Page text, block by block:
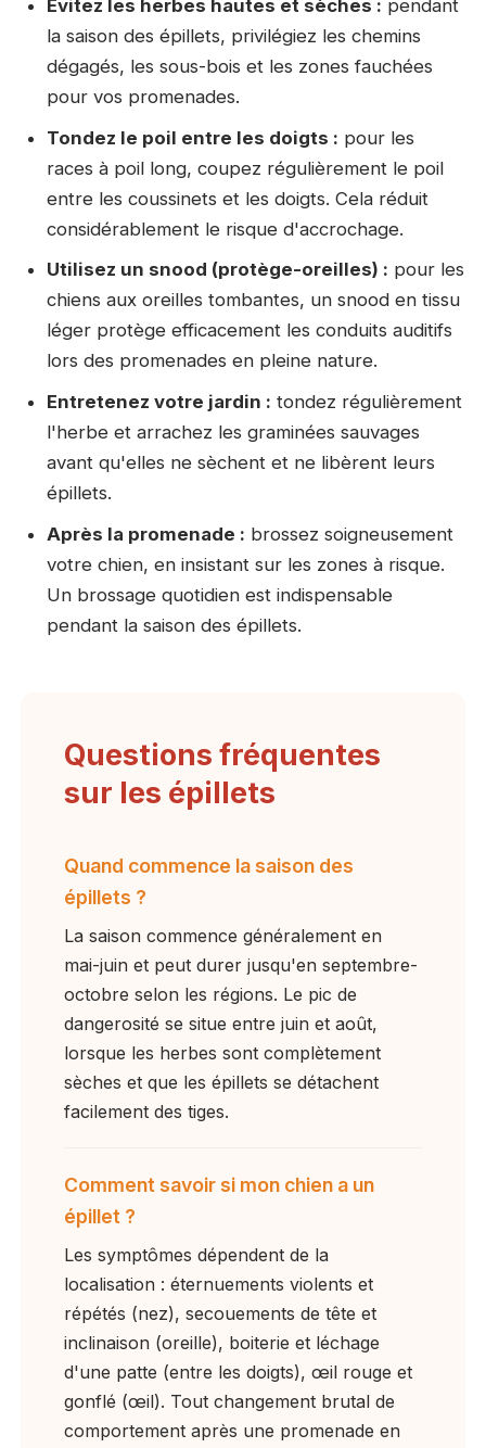
Évitez les herbes hautes et sèches : pendant
la saison des épillets, privilégiez les chemins
dégagés, les sous-bois et les zones fauchées
pour vos promenades.
Tondez le poil entre les doigts : pour les
races à poil long, coupez régulièrement le poil
entre les coussinets et les doigts. Cela réduit
considérablement le risque d'accrochage.
Utilisez un snood (protège-oreilles) : pour les
chiens aux oreilles tombantes, un snood en tissu
léger protège efficacement les conduits auditifs
lors des promenades en pleine nature.
Entretenez votre jardin : tondez régulièrement
l'herbe et arrachez les graminées sauvages
avant qu'elles ne sèchent et ne libèrent leurs
épillets.
Après la promenade : brossez soigneusement
votre chien, en insistant sur les zones à risque.
Un brossage quotidien est indispensable
pendant la saison des épillets.
Questions fréquentes
sur les épillets
Quand commence la saison des
épillets ?
La saison commence généralement en
mai-juin et peut durer jusqu'en septembre-
octobre selon les régions. Le pic de
dangerosité se situe entre juin et août,
lorsque les herbes sont complètement
sèches et que les épillets se détachent
facilement des tiges.
Comment savoir si mon chien a un
épillet ?
Les symptômes dépendent de la
localisation : éternuements violents et
répétés (nez), secouements de tête et
inclinaison (oreille), boiterie et léchage
d'une patte (entre les doigts), œil rouge et
gonflé (œil). Tout changement brutal de
comportement après une promenade en